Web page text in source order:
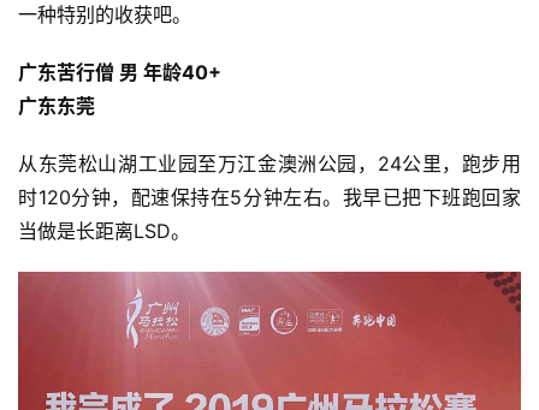
一种特别的收获吧。
广东苦行僧 男 年龄40+
广东东莞
从东莞松山湖工业园至万江金澳洲公园，24公里，跑步用
时120分钟，配速保持在5分钟左右。我早已把下班跑回家
当做是长距离LSD。